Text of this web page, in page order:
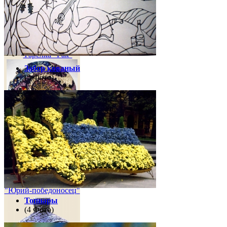
200 грн
Тарелка "Рак"
857 грн
Ваза декоративная
"Юрий-победоносец"
Забор кованый
(5 Фото)
Топиары
(4 Фото)